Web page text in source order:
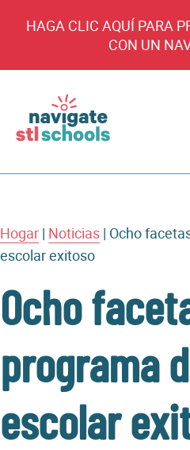
HAGA CLIC AQUÍ PARA
CON UN
por
de
STL
Hogar | Noticias | Ocho
escolar exitoso
Ocho
programa
escolar